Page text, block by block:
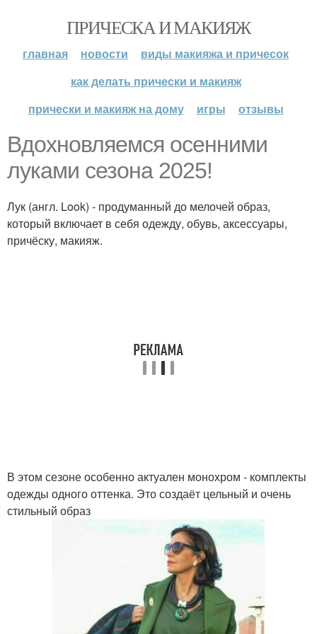
ПРИЧЕСКА И МАКИЯЖ
главная новости
виды макияжа и причесок
как делать прически и макияж
прически и макияж на дому
игры отзывы
Вдохновляемся осенними
луками сезона 2025!
Лук (англ. Look) - продуманный до мелочей образ,
который включает в себя одежду, обувь, аксессуары,
причёску, макияж.
В этом сезоне особенно актуален монохром - комплекты
одежды одного оттенка. Это создаёт цельный и очень
стильный образ